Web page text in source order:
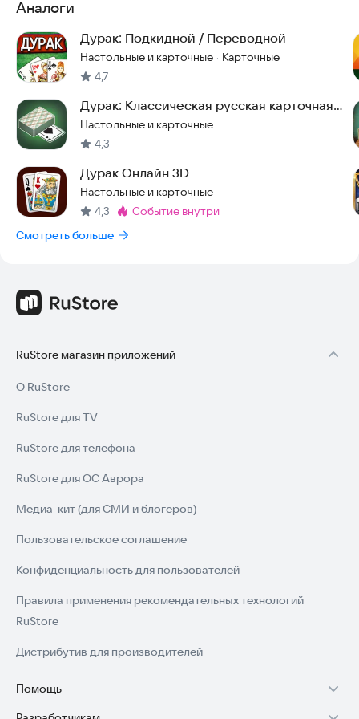
Аналоги
Дурак: Подкидной / Переводной
Настольные и карточные · Карточные
4,7
Дурак: Классическая русская карточная
игра
Настольные и карточные
4,3
Дурак Онлайн 3D
Настольные и карточные
4,3
Метка:
событие внутри
Смотреть больше
RuStore магазин приложений
О RuStore
RuStore для TV
RuStore для телефона
RuStore для ОС Аврора
Медиа-кит (для СМИ и блогеров)
Пользовательское соглашение
Конфиденциальность для пользователей
Правила применения рекомендательных технологий
RuStore
Дистрибутив для производителей
Помощь